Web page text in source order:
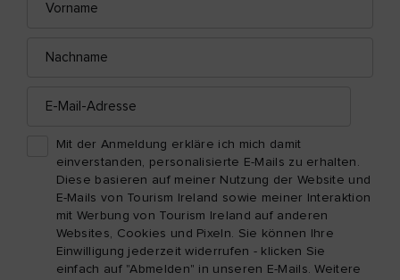
Mail-
Mail-
Mit der Anmeldung erkläre ich mich damit
einverstanden, personalisierte E-Mails zu erhalten.
Diese basieren auf meiner Nutzung der Website und
E-Mails von Tourism Ireland sowie meiner Interaktion
mit Werbung von Tourism Ireland auf anderen
Websites, Cookies und Pixeln. Sie können Ihre
Einwilligung jederzeit widerrufen - klicken Sie
einfach auf "Abmelden" in unseren E-Mails. Weitere